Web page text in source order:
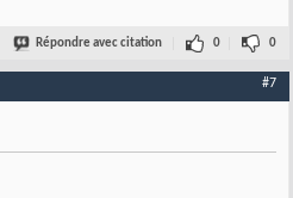
Répondre avec citation 0 0
#7